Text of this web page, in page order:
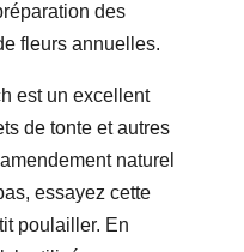
des
fleurs annuelles.
est un excellent
de tonte et autres
naturel
essayez cette
poulailler. En